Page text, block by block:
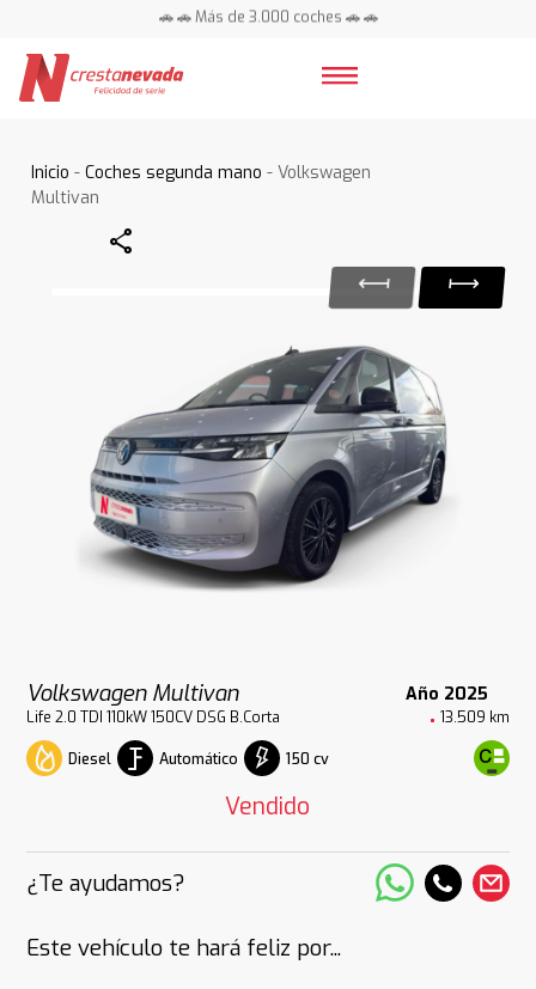
🚗 🚗 Más de 3.000 coches 🚗 🚗
Inicio -Coches segunda mano - Volkswagen
Multivan
Share
Volkswagen Multivan Año 2025
Life 2.0 TDI 110kW 150CV DSG B.Corta 13.509 km
Diesel Automático 150 cv
Vendido
¿Te ayudamos?
Este vehículo te hará feliz por...